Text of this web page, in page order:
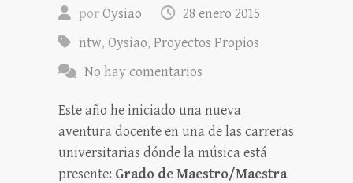
porOysiao
28 enero 2015
ntw, Oysiao, Proyectos Propios
No hay comentarios
Este año he iniciado una nueva
aventura docente en una de las carreras
universitarias dónde la música está
presente: Grado de Maestro/Maestra